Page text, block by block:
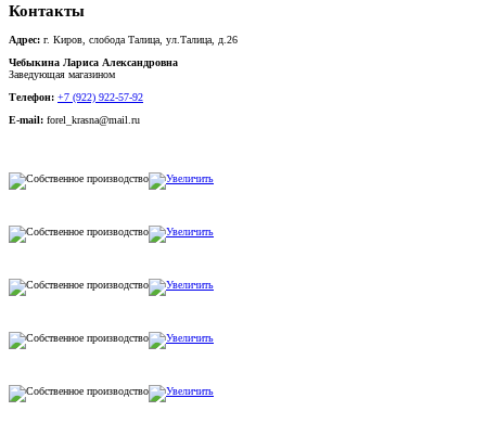
Контакты
Адрес: г. Киров, слобода Талица, ул.Талица, д.26
Чебыкина Лариса Александровна
Заведующая магазином
Телефон: +7 (922) 922-57-92
E-mail: forel_krasna@mail.ru